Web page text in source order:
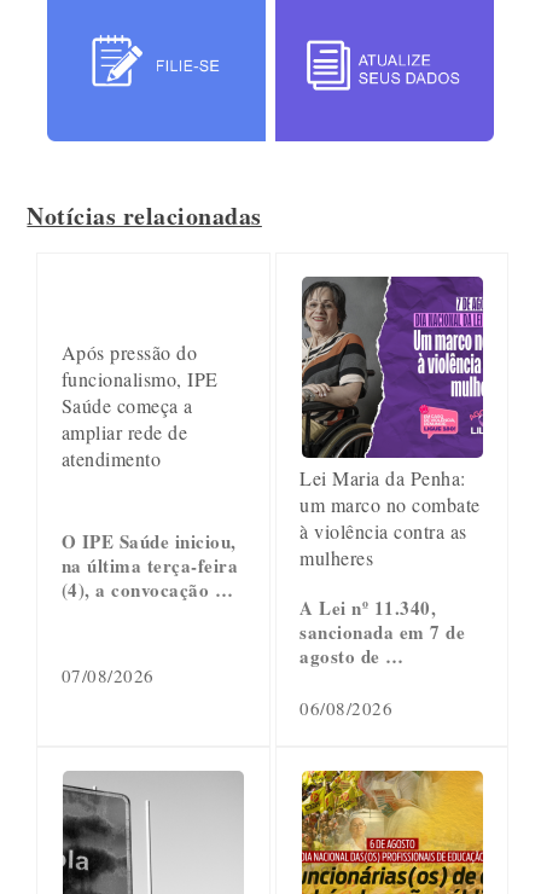
Notícias relacionadas
Após pressão do
funcionalismo, IPE
Saúde começa a
ampliar rede de
atendimento
O IPE Saúde iniciou,
na última terça-feira
(4), a convocação …
07/08/2026
Lei Maria da Penha:
um marco no combate
à violência contra as
mulheres
A Lei nº 11.340,
sancionada em 7 de
agosto de …
06/08/2026